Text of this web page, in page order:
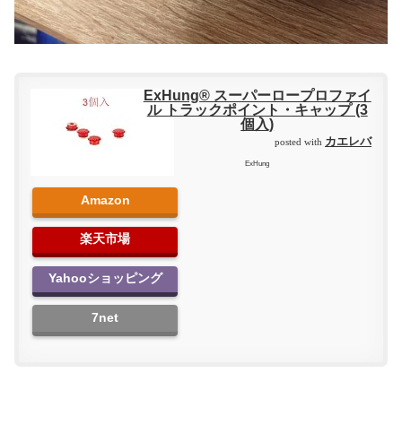
ExHung® スーパーロープロファイ
ル トラックポイント・キャップ (3
個入)
posted with カエレバ
ExHung
Amazon
楽天市場
Yahooショッピング
7net